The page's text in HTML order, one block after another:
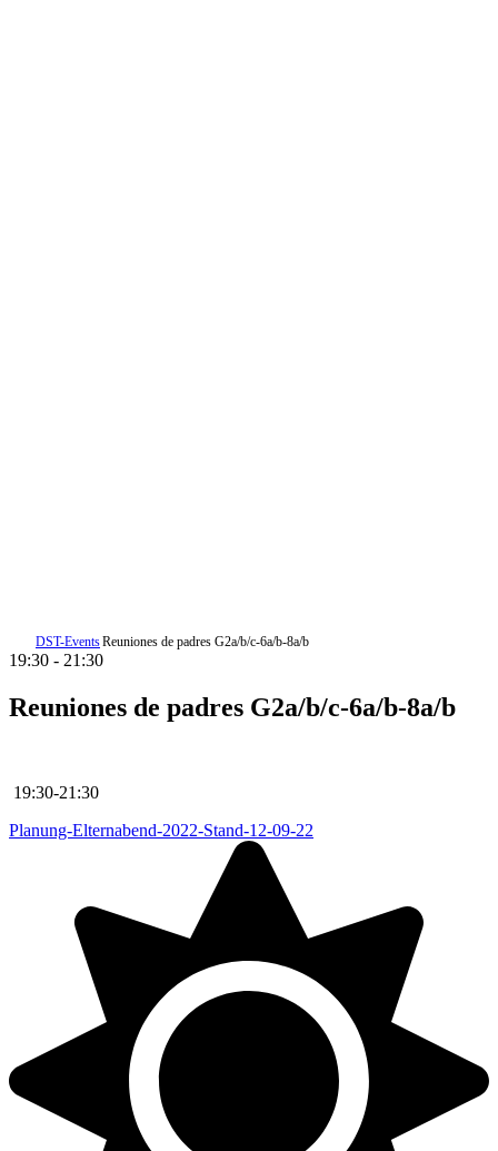
DST-EventsReuniones de padres G2a/b/c-6a/b-8a/b
19:30 - 21:30
Reuniones de padres G2a/b/c-6a/b-8a/b
19:30-21:30
Planung-Elternabend-2022-Stand-12-09-22